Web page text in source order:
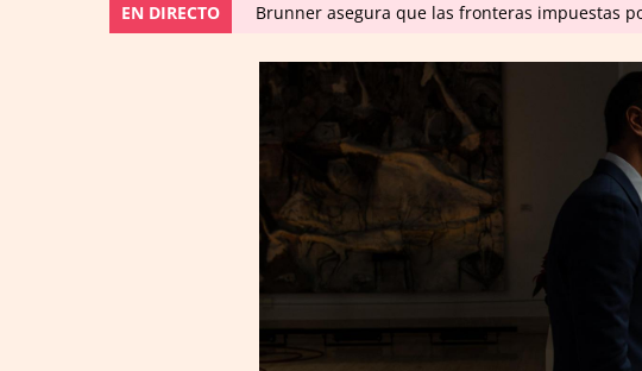
EN DIRECTO Brunner asegura que las fronteras impuestas